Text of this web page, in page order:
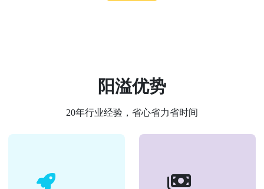
阳溢优势
20年行业经验，省心省力省时间